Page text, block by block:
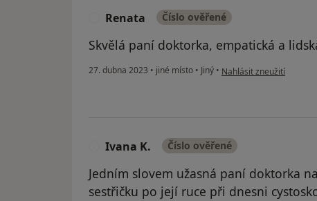
Renata Číslo ověřené
Skvělá paní doktorka, empatická a
27. dubna 2023 • jiné místo • Jiný • podle názoru uživatele
Nahlásit zneužití
Ivana K. Číslo ověřené
Jedním slovem užasná paní doktorka
sestřičku po její ruce při dnesni